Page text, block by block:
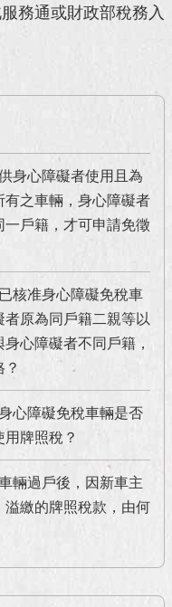
務通或財政部稅務入
身心障礙者使用且為
有之車輛，身心障礙者
一戶籍，才可申請免徵
已核准身心障礙免稅車
原為同戶籍二親等以
心障礙者不同戶籍，
心障礙免稅車輛是否
牌照稅？
輛過戶後，因新車主
溢繳的牌照稅款，由何